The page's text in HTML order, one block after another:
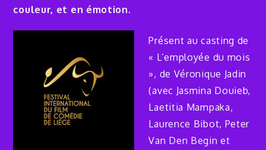
couleur, et en émotion.
Présent au casting de
« L’employée du mois
», de Véronique Jadin
(avec Jasmina Douieb,
Laetitia Mampaka,
Laurence Bibot, Peter
Van Den Begin et